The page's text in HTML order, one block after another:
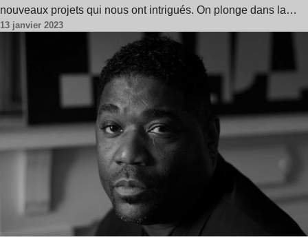
nouveaux projets qui nous ont intrigués. On plonge dans la…
13 janvier 2023